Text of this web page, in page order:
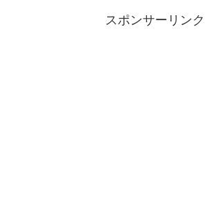
スポンサーリンク